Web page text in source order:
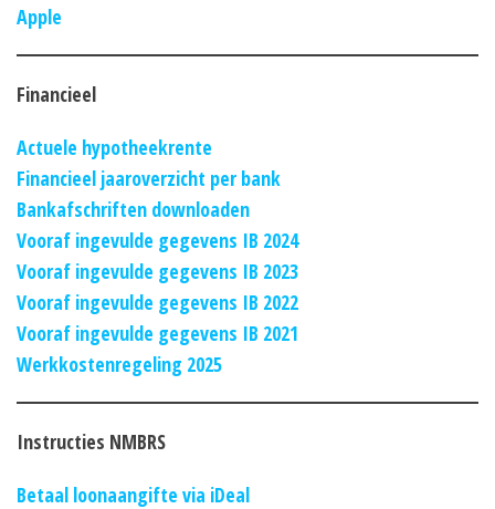
Apple
Financieel
Actuele hypotheekrente
Financieel jaaroverzicht per bank
Bankafschriften downloaden
Vooraf ingevulde gegevens IB 2024
Vooraf ingevulde gegevens IB 2023
Vooraf ingevulde gegevens IB 2022
Vooraf ingevulde gegevens IB 2021
Werkkostenregeling 2025
Instructies NMBRS
Betaal loonaangifte via iDeal